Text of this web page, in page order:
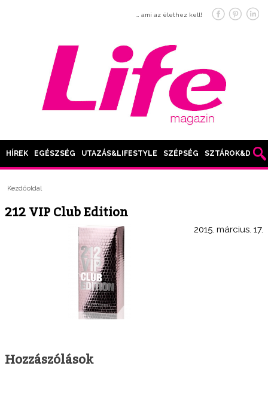
… ami az élethez kell!
HÍREK EGÉSZSÉG UTAZÁS&LIFESTYLE SZÉPSÉG SZTÁROK&DIVAT
Kezdőoldal
212 VIP Club Edition
2015. március. 17.
Hozzászólások